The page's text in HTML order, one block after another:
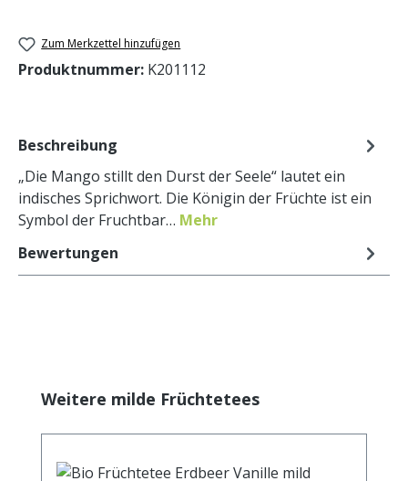
Zum Merkzettel hinzufügen
Produktnummer: K201112
Beschreibung
„Die Mango stillt den Durst der Seele“ lautet ein
indisches Sprichwort. Die Königin der Früchte ist ein
Symbol der Fruchtbar… Mehr
Bewertungen
Produktgalerie überspringen
Weitere milde Früchtetees